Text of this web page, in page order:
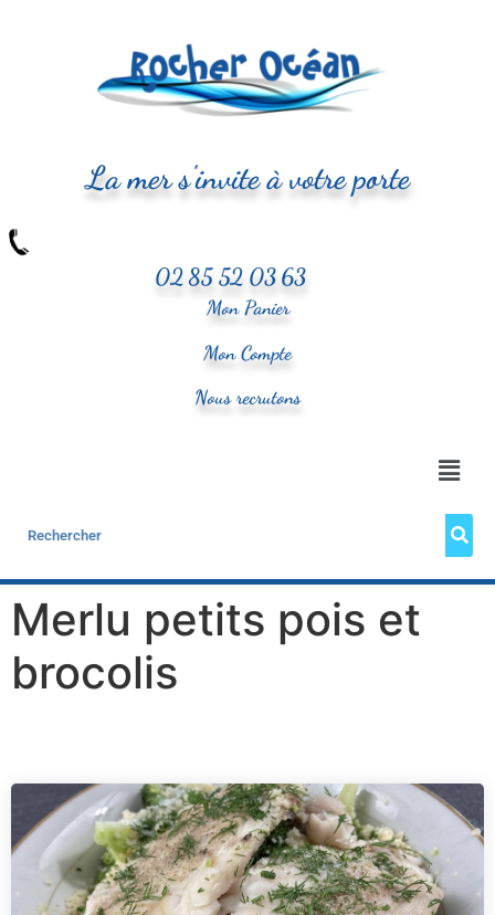
La mer s'invite à votre porte
02 85 52 03 63
Mon Panier
Mon Compte
Nous recrutons
Merlu petits pois et
brocolis